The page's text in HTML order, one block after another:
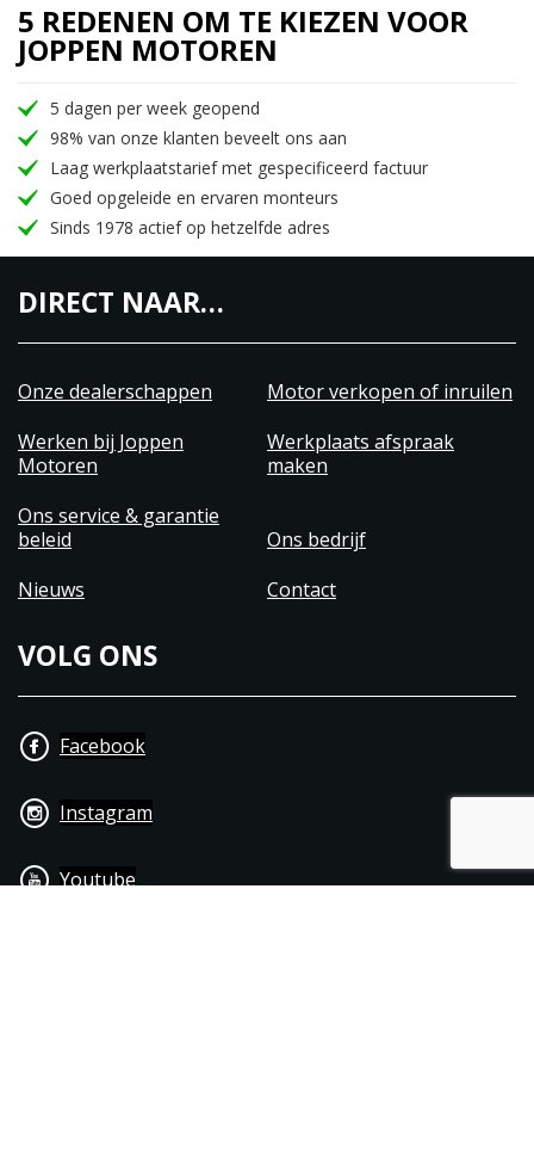
5 REDENEN OM TE KIEZEN VOOR
JOPPEN MOTOREN
5 dagen per week geopend
98% van onze klanten beveelt ons aan
Laag werkplaatstarief met gespecificeerd factuur
Goed opgeleide en ervaren monteurs
Sinds 1978 actief op hetzelfde adres
DIRECT NAAR…
Onze dealerschappen
Motor verkopen of inruilen
Werken bij Joppen
Motoren
Werkplaats afspraak
maken
Ons service & garantie
beleid
Ons bedrijf
Nieuws
Contact
VOLG ONS
Facebook
Instagram
Youtube